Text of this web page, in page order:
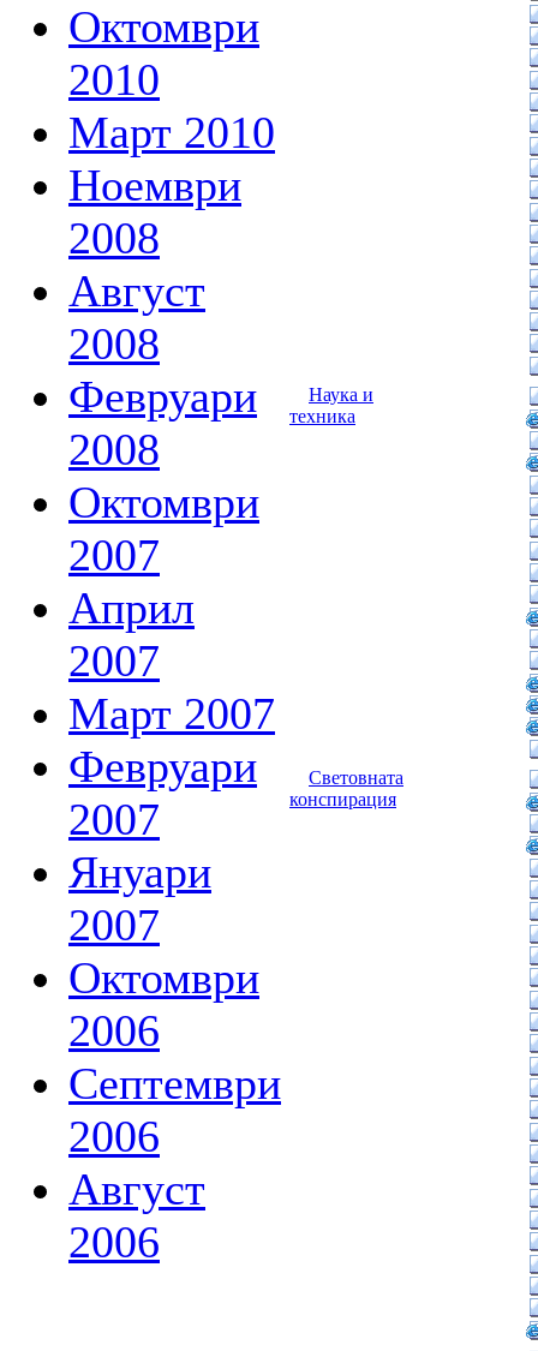
Октомври
2010
Март 2010
Ноември
2008
Август
2008
Февруари
2008
Октомври
2007
Април
2007
Март 2007
Февруари
2007
Януари
2007
Октомври
2006
Септември
2006
Август
2006
Наука и
техника
Световната
конспирация